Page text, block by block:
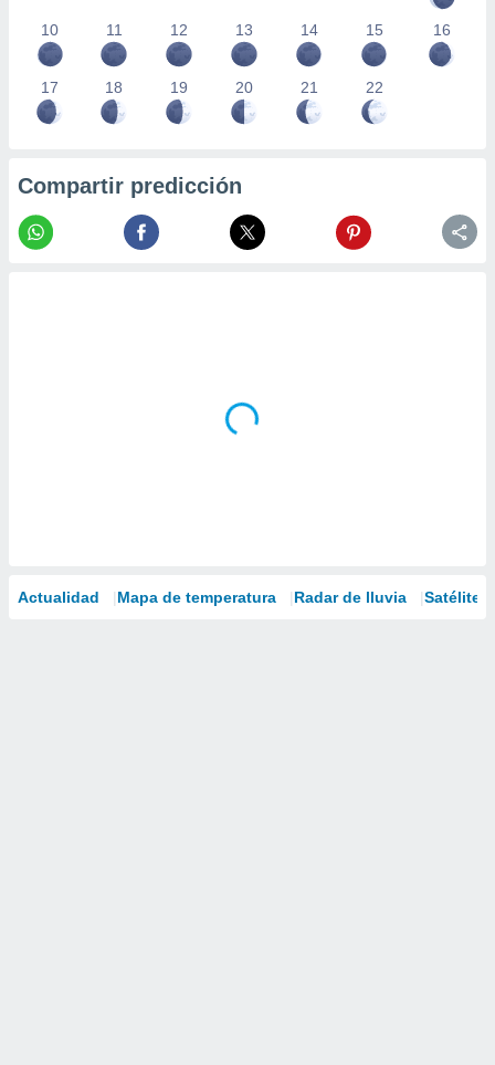
10 11 12 13 14 15 16
17 18 19 20 21 22
Compartir predicción
Actualidad Mapa de temperatura Radar de lluvia Satélites